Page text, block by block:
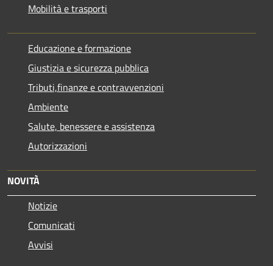
Mobilità e trasporti
Educazione e formazione
Giustizia e sicurezza pubblica
Tributi,finanze e contravvenzioni
Ambiente
Salute, benessere e assistenza
Autorizzazioni
NOVITÀ
Notizie
Comunicati
Avvisi